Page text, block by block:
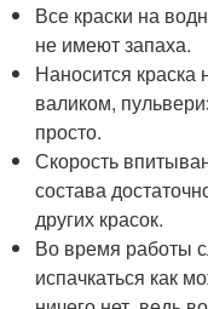
Все краски на
не имеют запаха.
Наносится краска
валиком,
просто.
Скорость
состава
других красок.
Во время работы
испачкаться как